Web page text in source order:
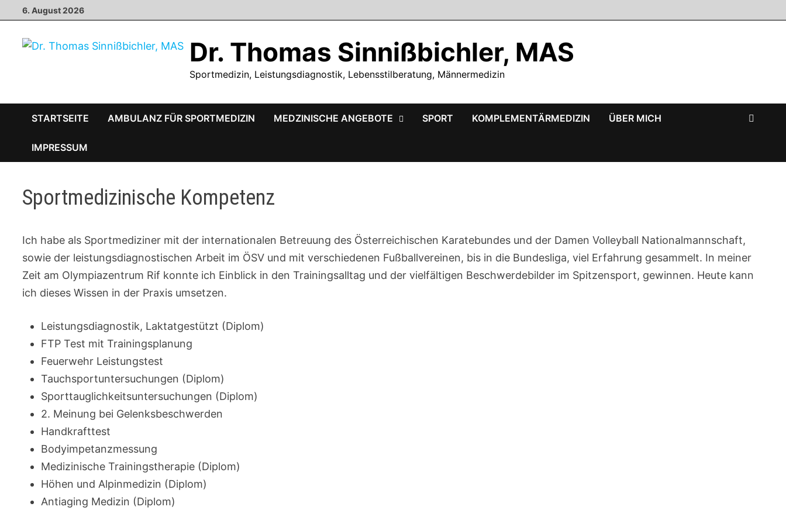
Inhalt
springen
6. August 2026
Dr. Thomas Sinnißbichler, MAS
Sportmedizin, Leistungsdiagnostik, Lebensstilberatung, Männermedizin
STARTSEITE AMBULANZ FÜR SPORTMEDIZIN MEDZINISCHE ANGEBOTE SPORT KOMPLEMENTÄRMEDIZIN ÜBER MICH
IMPRESSUM
Sportmedizinische Kompetenz
Ich habe als Sportmediziner mit der internationalen Betreuung des Österreichischen Karatebundes und der Damen Volleyball Nationalmannschaft,
sowie der leistungsdiagnostischen Arbeit im ÖSV und mit verschiedenen Fußballvereinen, bis in die Bundesliga, viel Erfahrung gesammelt. In meiner
Zeit am Olympiazentrum Rif konnte ich Einblick in den Trainingsalltag und der vielfältigen Beschwerdebilder im Spitzensport, gewinnen. Heute kann
ich dieses Wissen in der Praxis umsetzen.
Leistungsdiagnostik, Laktatgestützt (Diplom)
FTP Test mit Trainingsplanung
Feuerwehr Leistungstest
Tauchsportuntersuchungen (Diplom)
Sporttauglichkeitsuntersuchungen (Diplom)
2. Meinung bei Gelenksbeschwerden
Handkrafttest
Bodyimpetanzmessung
Medizinische Trainingstherapie (Diplom)
Höhen und Alpinmedizin (Diplom)
Antiaging Medizin (Diplom)